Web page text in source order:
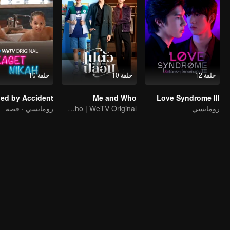
حلقة 12
Love Syndrome III
رومانسي
حلقة 10
Me and Who
Me and Who | WeTV Original
حلقة 10
by Accident
رومانسي · قصة